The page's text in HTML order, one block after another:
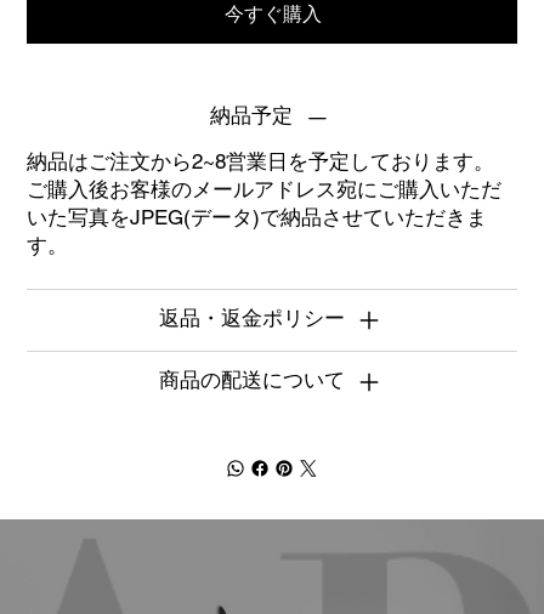
今すぐ購入
納品予定
納品はご注文から2~8営業日を予定しております。
ご購入後お客様のメールアドレス宛にご購入いただ
いた写真をJPEG(データ)で納品させていただきま
す。
返品・返金ポリシー
商品の配送について